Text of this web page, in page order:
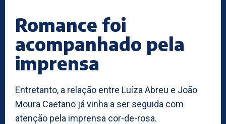
Romance foi
acompanhado pela
imprensa
Entretanto, a relação entre Luíza Abreu e João
Moura Caetano já vinha a ser seguida com
atenção pela imprensa cor-de-rosa.